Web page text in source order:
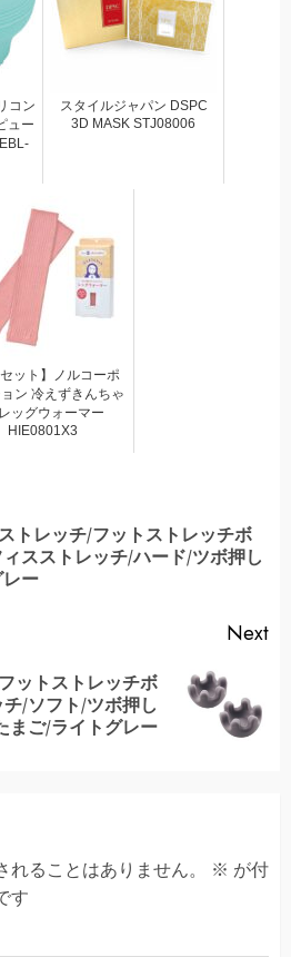
コン
ュー
スタイルジャパン DSPC
3D MASK STJ08006
セット】ノルコーポ
ン 冷えずきんちゃ
ッグウォーマー
HIE0801X3
トレッチ/フットストレッチボ
スストレッチ/ハード/ツボ押し
ー
Next
ットストレッチボ
/ソフト/ツボ押し
まご/ライトグレー
ることはありません。 ※ が付
す